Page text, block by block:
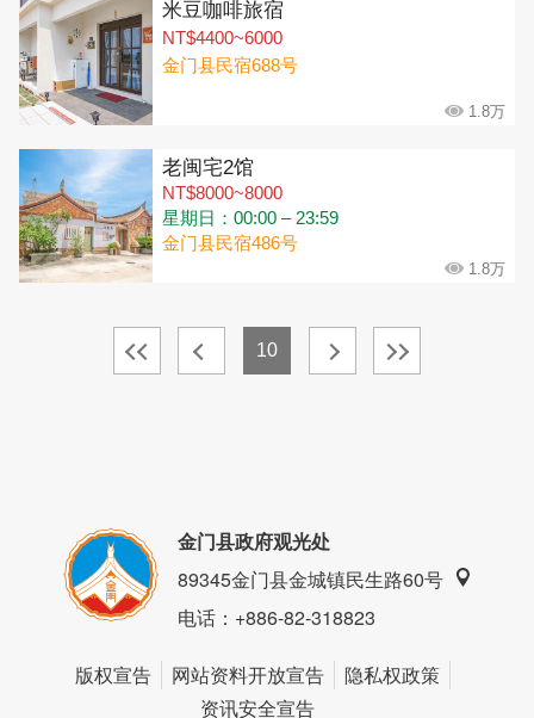
米豆咖啡旅宿
NT$4400~6000
金门县民宿688号
1.8万
老闽宅2馆
NT$8000~8000
星期日：00:00 – 23:59
金门县民宿486号
1.8万
10
金门县政府观光处
89345金门县金城镇民生路60号
电话：+886-82-318823
版权宣告 网站资料开放宣告
隐私权政策
资讯安全宣告